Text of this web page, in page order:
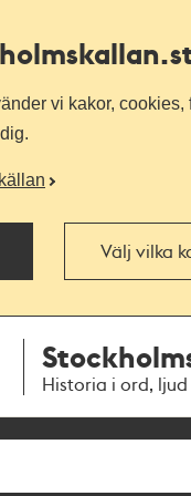
vi kakor,
Välj vilka
Historia i ord,